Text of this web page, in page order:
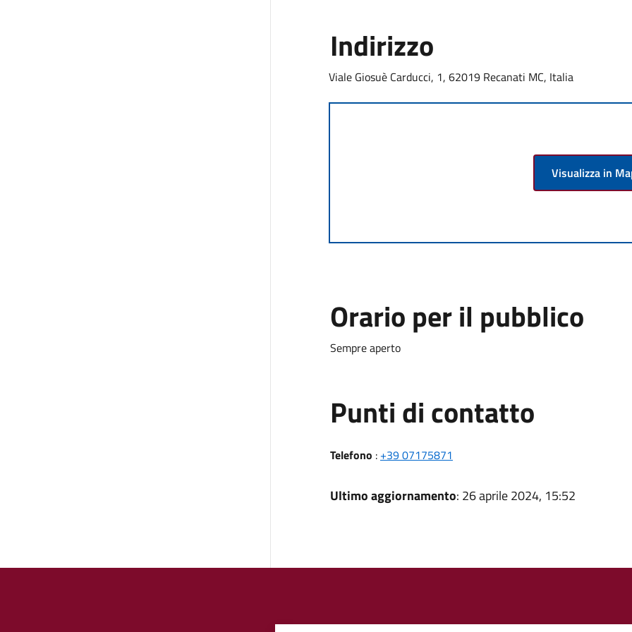
Indirizzo
Viale Giosuè Carducci, 1, 62019 Recanati MC, Italia
Visualizza in
Orario per il pubblico
Sempre aperto
Punti di contatto
Telefono : +39 07175871
Ultimo aggiornamento: 26 aprile 2024, 15:52